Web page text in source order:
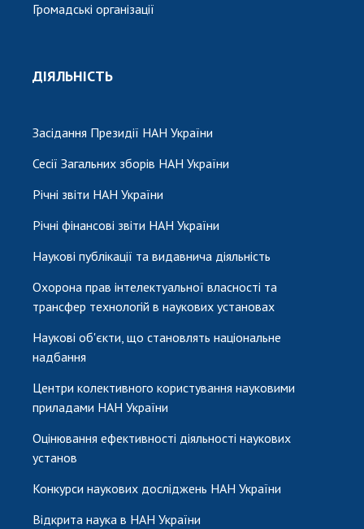
Громадські організації
ДІЯЛЬНІСТЬ
Засідання Президії НАН України
Сесії Загальних зборів НАН України
Річні звіти НАН України
Річні фінансові звіти НАН України
Наукові публікації та видавнича діяльність
Охорона прав інтелектуальної власності та
трансфер технологій в наукових установах
Наукові об'єкти, що становлять національне
надбання
Центри колективного користування науковими
приладами НАН України
Оцінювання ефективності діяльності наукових
установ
Конкурси наукових досліджень НАН України
Відкрита наука в НАН України